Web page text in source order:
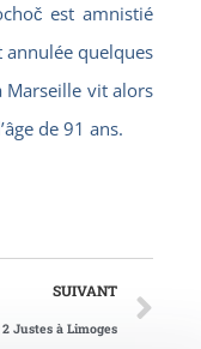
est amnistié
quelques
Marseille vit alors
de 91 ans.
SUIVANT
2 Justes à Limoges